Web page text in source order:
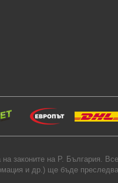
законите на Р. България.
и др.) ще бъде